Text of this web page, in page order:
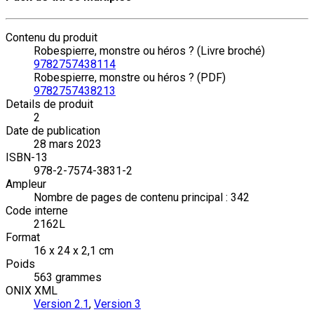
Contenu du produit
Robespierre, monstre ou héros ? (Livre broché)
9782757438114
Robespierre, monstre ou héros ? (PDF)
9782757438213
Details de produit
2
Date de publication
28 mars 2023
ISBN-13
978-2-7574-3831-2
Ampleur
Nombre de pages de contenu principal : 342
Code interne
2162L
Format
16 x 24 x 2,1 cm
Poids
563 grammes
ONIX XML
Version 2.1, Version 3